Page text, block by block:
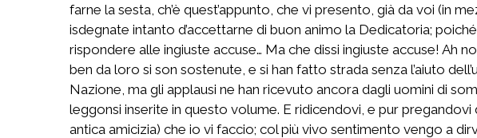
farne la sesta, ch’è quest’appunto, che vi presento, già da voi (in
isdegnate intanto d’accettarne di buon animo la Dedicatoria;
rispondere alle ingiuste accuse… Ma che dissi ingiuste accuse! Ah
ben da loro si son sostenute, e si han fatto strada senza l’aiuto
Nazione, ma gli applausi ne han ricevuto ancora dagli uomini di
leggonsi inserite in questo volume. E ridicendovi, e pur
antica amicizia) che io vi faccio; col più vivo sentimento vengo a